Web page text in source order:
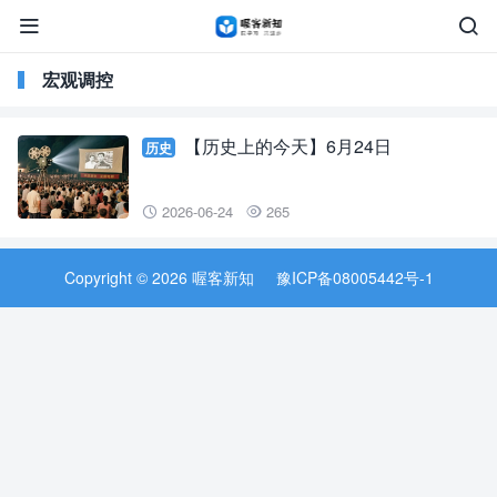


宏观调控
历史 【历史上的今天】6月24日
 2026-06-24  265
Copyright © 2026 喔客新知 豫ICP备08005442号-1